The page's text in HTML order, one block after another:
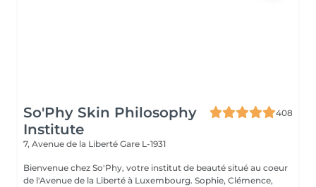
So'Phy Skin Philosophy
Institute
408
7, Avenue de la Liberté Gare L-1931
Bienvenue chez So'Phy, votre institut de beauté situé au coeur
de l'Avenue de la Liberté à Luxembourg. Sophie, Clémence,